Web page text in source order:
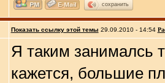
сохранить
Показать ссылку этой темы 29.09.2010 - 14:54
Я таким занималсь
кажется, большие